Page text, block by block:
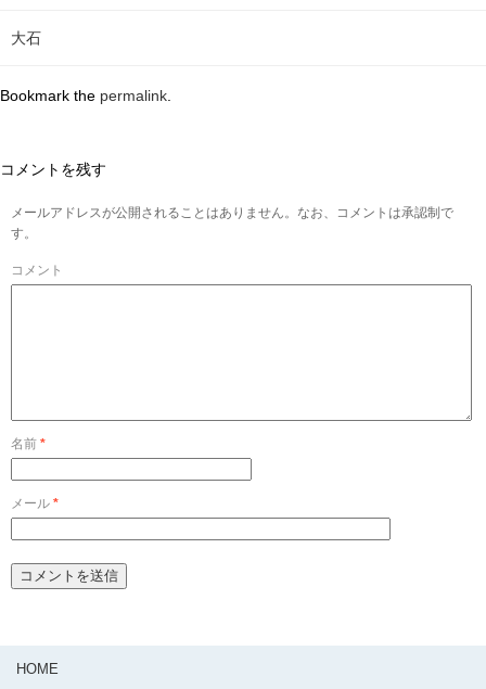
大石
Bookmark the permalink.
コメントを残す
メールアドレスが公開されることはありません。なお、コメントは承認制で
す。
コメント
名前 *
メール *
HOME